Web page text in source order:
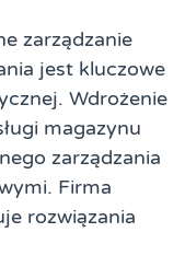
zarządzanie
jest kluczowe
Wdrożenie
magazynu
zarządzania
Firma
rozwiązania